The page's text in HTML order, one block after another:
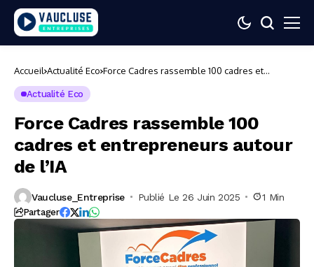
Accueil Actualité Eco Force Cadres rassemble 100 cadres et
Actualité Eco
Force Cadres rassemble 100
cadres et entrepreneurs autour
de l’IA
Vaucluse_Entreprise Publié Le 26 Juin 2025 1 Min
Partager